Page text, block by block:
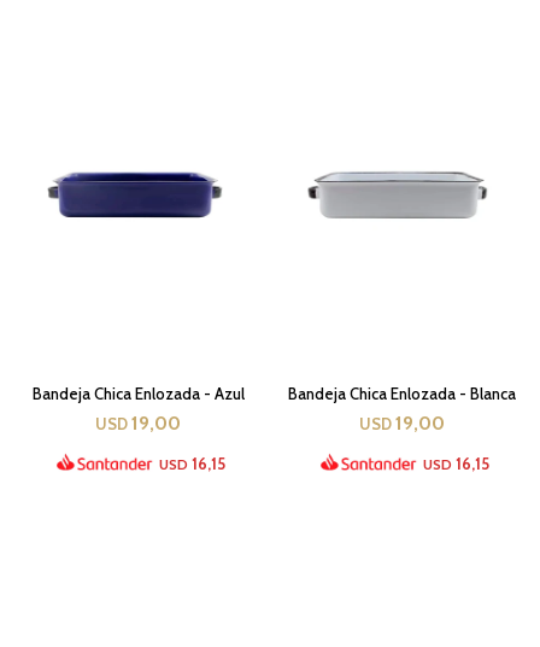
Bandeja Chica Enlozada - Azul
USD 19,00
USD 16,15
Bandeja Chica Enlozada - Blanca
USD 19,00
USD 16,15